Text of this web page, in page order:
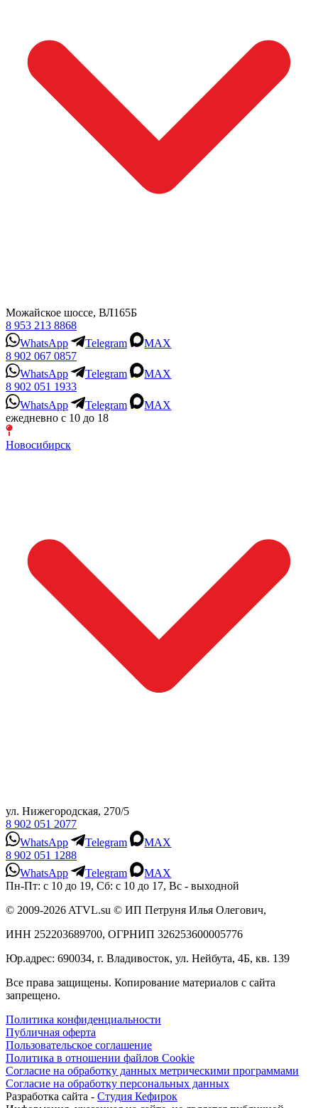
Можайское шоссе, ВЛ165Б
8 953 213 8868
WhatsApp
Telegram
MAX
8 902 067 0857
WhatsApp
Telegram
MAX
8 902 051 1933
WhatsApp
Telegram
MAX
ежедневно с 10 до 18
Новосибирск
ул. Нижегородская, 270/5
8 902 051 2077
WhatsApp
Telegram
MAX
8 902 051 1288
WhatsApp
Telegram
MAX
Пн-Пт: с 10 до 19, Сб: с 10 до 17, Вс - выходной
© 2009-2026 ATVL.su © ИП Петруня Илья Олегович,
ИНН 252203689700, ОГРНИП 326253600005776
Юр.адрес: 690034, г. Владивосток, ул. Нейбута, 4Б, кв. 139
Все права защищены. Копирование материалов с сайта
запрещено.
Политика конфиденциальности
Публичная оферта
Пользовательское соглашение
Политика в отношении файлов Cookie
Согласие на обработку данных метрическими программами
Согласие на обработку персональных данных
Разработка сайта - Студия Кефирок